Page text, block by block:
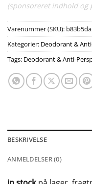
(sponsoreret indhold og
Varenummer (SKU):
Kategorier: Deodorant &
Tags: Deodorant & Anti-
BESKRIVELSE
ANMELDELSER (0)